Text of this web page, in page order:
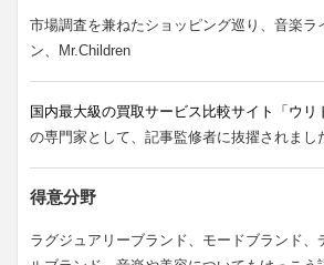
市場調査を兼ねたショッピング巡り、音楽ラ
ン、Mr.Children
国内最大級の買取サービス比較サイト「ウリ
の専門家として、記事監修者に抜擢されまし
得意分野
ラグジュアリーブランド、モードブランド、